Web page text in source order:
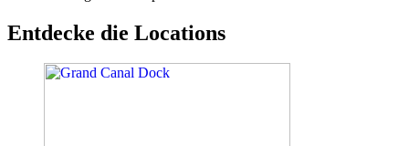
Entdecke die Locations